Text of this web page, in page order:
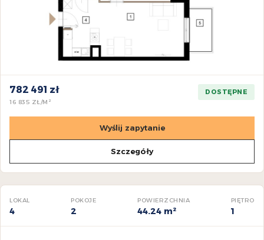
782 491 zł
16 835 ZŁ/M²
DOSTĘPNE
Wyślij zapytanie
Szczegóły
LOKAL
4
POKOJE
2
POWIERZCHNIA
44.24 m²
PIĘTRO
1